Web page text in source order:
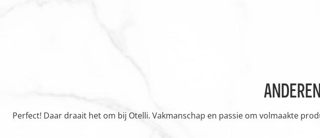
Perfect! Daar draait het om bij Otelli. Vakmanschap en passie om volmaakte